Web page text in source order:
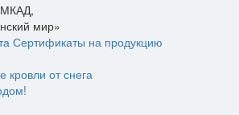
МКАД,
мир»
Сертификаты на продукцию
кровли от снега